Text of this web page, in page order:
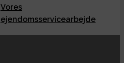
Vores
ejendomsservicearbejde